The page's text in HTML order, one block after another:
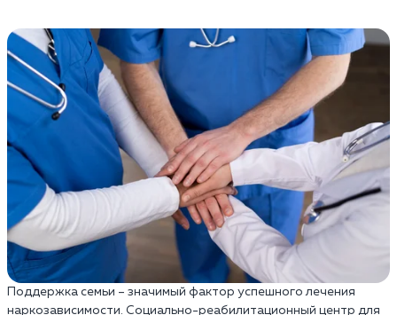
Поддержка семьи – значимый фактор успешного лечения
наркозависимости. Социально-реабилитационный центр для